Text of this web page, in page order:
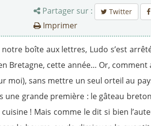
Partager sur : Twitter
Imprimer
boîte aux lettres, Ludo s’est
Bretagne, cette année… Or,
sans mettre un seul orteil au
une grande première : le gâteau
! Mais comme le dit si bien